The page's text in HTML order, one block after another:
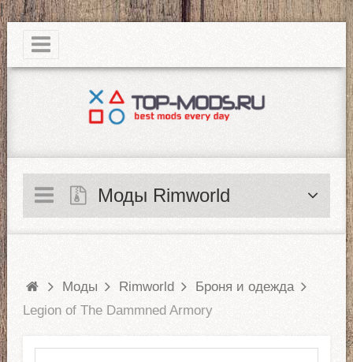
|
Моды Rimworld
Моды Rimworld
Броня и одежда
Legion of The Dammned Armory